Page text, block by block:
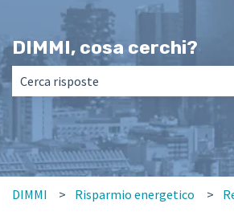
DIMMI, cosa cerchi?
Non sono presenti suggerimenti
DIMMI Risparmio energetico